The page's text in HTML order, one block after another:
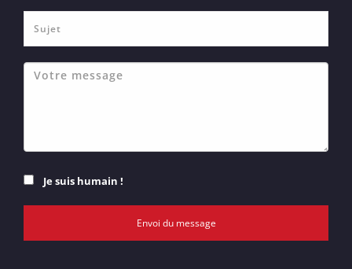
Je suis humain !
Envoi du message